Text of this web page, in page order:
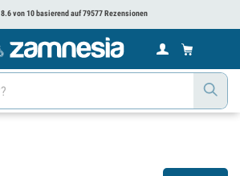
8.6 von 10 basierend auf 79577 Rezensionen